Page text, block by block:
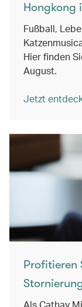
Hongkong
Fußball,
Hier finden
August.
Jetzt
Profitieren
Als Cathay